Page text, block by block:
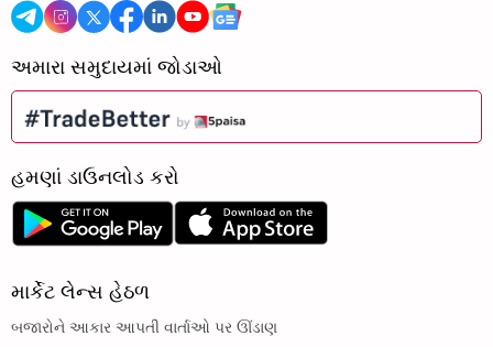
અમારા સમુદાયમાં જોડાઓ
હમણાં ડાઉનલોડ કરો
માર્કેટ લેન્સ હેઠળ
બજારોને આકાર આપતી વાર્તાઓ પર ઊંડાણ